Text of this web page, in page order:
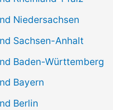
Niedersachsen
Sachsen-Anhalt
Baden-Württemberg
Bayern
Berlin